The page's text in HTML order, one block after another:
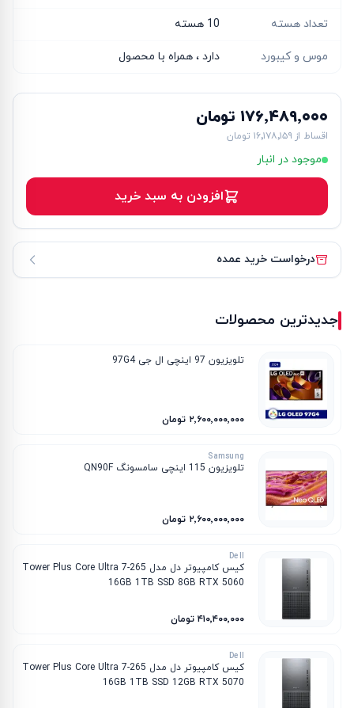
تعداد هسته 10 هسته
موس و کیبورد دارد ، همراه با محصول
۱۷۶٬۴۸۹٬۰۰۰ تومان
اقساط از ۱۶٬۱۷۸٬۱۵۹ تومان
موجود در انبار
افزودن به سبد خرید
درخواست خرید عمده
جدیدترین محصولات
تلویزیون 97 اینچی ال جی 97G4
۲٬۶۰۰٬۰۰۰٬۰۰۰ تومان
Samsung
تلویزیون 115 اینچی سامسونگ QN90F
۲٬۶۰۰٬۰۰۰٬۰۰۰ تومان
Dell
کیس کامپیوتر دل مدل Tower Plus Core Ultra 7-265
16GB 1TB SSD 8GB RTX 5060
۴۱۰٬۴۰۰٬۰۰۰ تومان
Dell
کیس کامپیوتر دل مدل Tower Plus Core Ultra 7-265
16GB 1TB SSD 12GB RTX 5070